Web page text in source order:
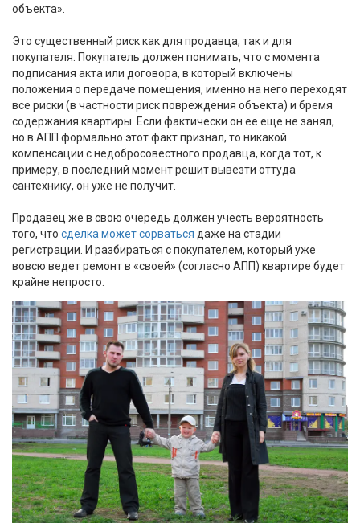
объекта».
Это существенный риск как для продавца, так и для
покупателя. Покупатель должен понимать, что с момента
подписания акта или договора, в который включены
положения о передаче помещения, именно на него переходят
все риски (в частности риск повреждения объекта) и бремя
содержания квартиры. Если фактически он ее еще не занял,
но в АПП формально этот факт признал, то никакой
компенсации с недобросовестного продавца, когда тот, к
примеру, в последний момент решит вывезти оттуда
сантехнику, он уже не получит.
Продавец же в свою очередь должен учесть вероятность
того, что сделка может сорваться даже на стадии
регистрации. И разбираться с покупателем, который уже
вовсю ведет ремонт в «своей» (согласно АПП) квартире будет
крайне непросто.